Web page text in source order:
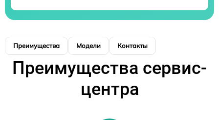
Преимущества Модели Контакты
Преимущества сервис-
центра